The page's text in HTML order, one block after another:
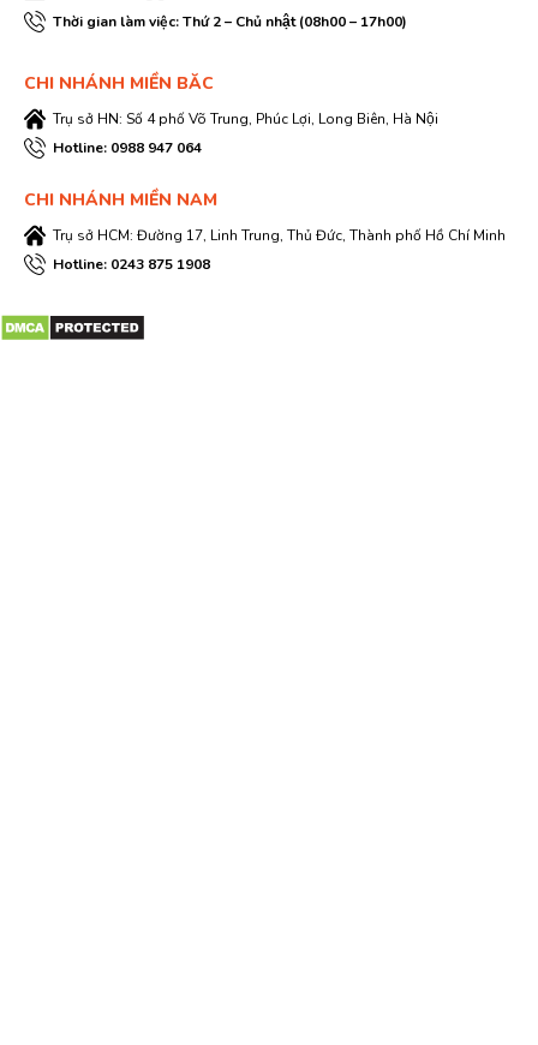
Thời gian làm việc: Thứ 2 – Chủ nhật (08h00 – 17h00)
CHI NHÁNH MIỀN BĂC
Trụ sở HN: Số 4 phố Võ Trung, Phúc Lợi, Long Biên, Hà Nội
Hotline: 0988 947 064
CHI NHÁNH MIỀN NAM
Trụ sở HCM: Đường 17, Linh Trung, Thủ Đức, Thành phố Hồ Chí Minh
Hotline: 0243 875 1908